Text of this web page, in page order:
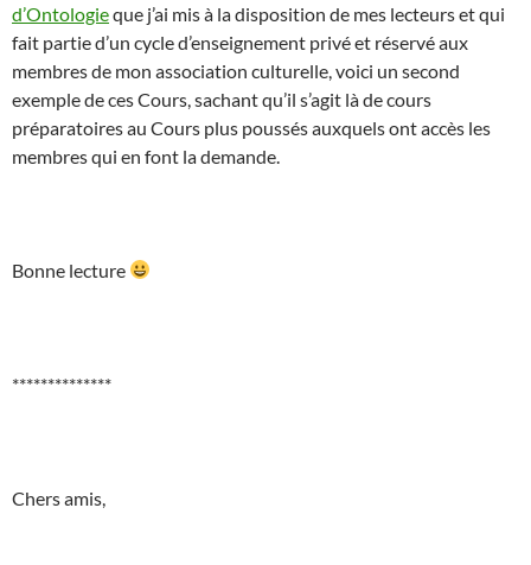
d’Ontologieque j’ai mis à la disposition de mes lecteurs et qui
fait partie d’un cycle d’enseignement privé et réservé aux
membres de mon association culturelle, voici un second
exemple de ces Cours, sachant qu’il s’agit là de cours
préparatoires au Cours plus poussés auxquels ont accès les
membres qui en font la demande.
Bonne lecture
**************
Chers amis,